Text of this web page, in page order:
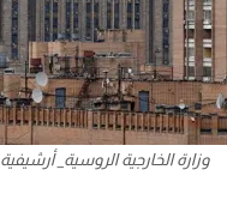
وزارة الخارجية الروسية_ أرشيفية